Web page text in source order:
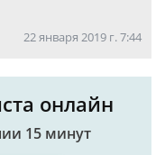
22 января 2019 г. 7:44
онлайн
15 минут